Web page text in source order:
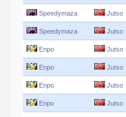
Speedymaza Jutso
Speedymaza Jutso
Enpo Jutso
Enpo Jutso
Enpo Jutso
Enpo Jutso